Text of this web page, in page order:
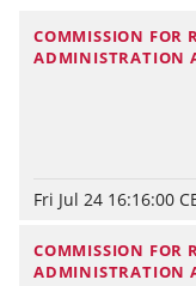
COMMISSION FOR
ADMINISTRATION
Fri Jul 24 16:16:00
COMMISSION FOR
ADMINISTRATION